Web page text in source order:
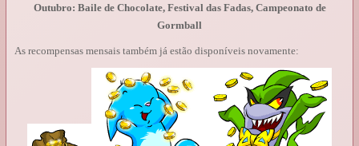
Outubro: Baile de Chocolate, Festival das Fadas, Campeonato de
Gormball
As recompensas mensais também já estão disponíveis novamente: